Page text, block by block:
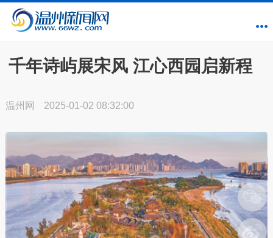
千年诗屿展宋风 江心西园启新程
温州网 2025-01-02 08:32:00